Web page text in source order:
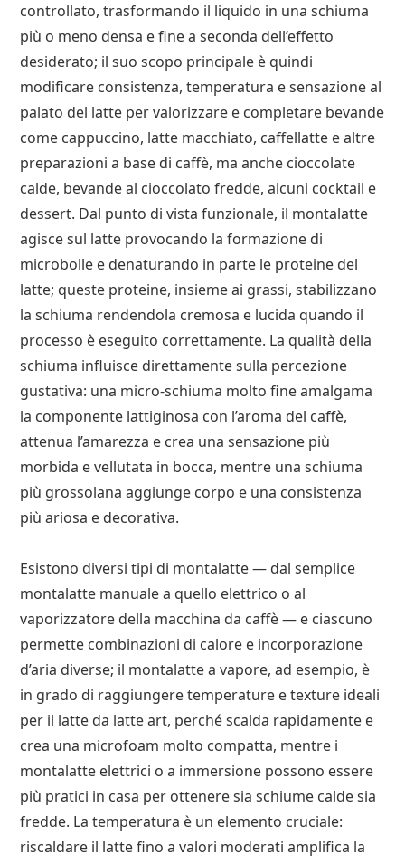
controllato, trasformando il liquido in una schiuma
più o meno densa e fine a seconda dell’effetto
desiderato; il suo scopo principale è quindi
modificare consistenza, temperatura e sensazione al
palato del latte per valorizzare e completare bevande
come cappuccino, latte macchiato, caffellatte e altre
preparazioni a base di caffè, ma anche cioccolate
calde, bevande al cioccolato fredde, alcuni cocktail e
dessert. Dal punto di vista funzionale, il montalatte
agisce sul latte provocando la formazione di
microbolle e denaturando in parte le proteine del
latte; queste proteine, insieme ai grassi, stabilizzano
la schiuma rendendola cremosa e lucida quando il
processo è eseguito correttamente. La qualità della
schiuma influisce direttamente sulla percezione
gustativa: una micro-schiuma molto fine amalgama
la componente lattiginosa con l’aroma del caffè,
attenua l’amarezza e crea una sensazione più
morbida e vellutata in bocca, mentre una schiuma
più grossolana aggiunge corpo e una consistenza
più ariosa e decorativa.
Esistono diversi tipi di montalatte — dal semplice
montalatte manuale a quello elettrico o al
vaporizzatore della macchina da caffè — e ciascuno
permette combinazioni di calore e incorporazione
d’aria diverse; il montalatte a vapore, ad esempio, è
in grado di raggiungere temperature e texture ideali
per il latte da latte art, perché scalda rapidamente e
crea una microfoam molto compatta, mentre i
montalatte elettrici o a immersione possono essere
più pratici in casa per ottenere sia schiume calde sia
fredde. La temperatura è un elemento cruciale:
riscaldare il latte fino a valori moderati amplifica la